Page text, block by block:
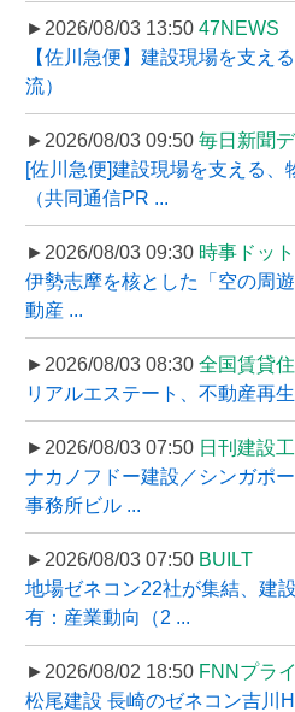
►2026/08/03 13:50 47NEWS
【佐川急便】建設現場を支え
流）
►2026/08/03 09:50 毎日新聞
[佐川急便]建設現場を支える、
（共同通信PR ...
►2026/08/03 09:30 時事ドッ
伊勢志摩を核とした「空の周
動産 ...
►2026/08/03 08:30 全国賃貸
リアルエステート、不動産再
►2026/08/03 07:50 日刊建設
ナカノフドー建設／シンガポ
事務所ビル ...
►2026/08/03 07:50 BUILT
地場ゼネコン22社が集結、建
有：産業動向（2 ...
►2026/08/02 18:50 FNNプラ
松尾建設 長崎のゼネコン吉川